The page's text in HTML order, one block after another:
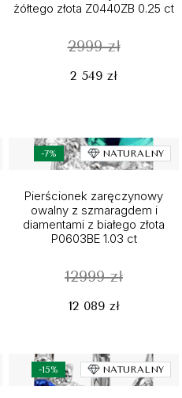
żółtego złota Z0440ZB 0.25 ct
2999 zł
2 549 zł
-7% NATURALNY
Pierścionek zaręczynowy
owalny z szmaragdem i
diamentami z białego złota
P0603BE 1.03 ct
12999 zł
12 089 zł
-15% NATURALNY